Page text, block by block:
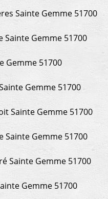
Sainte Gemme 51700
Gemme 51700
Gemme 51700
Gemme 51700
Sainte Gemme 51700
Gemme 51700
Sainte Gemme 51700
Gemme 51700